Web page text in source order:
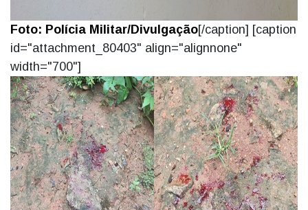
Foto: Polícia Militar/Divulgação[/caption] [caption
id="attachment_80403" align="alignnone"
width="700"]